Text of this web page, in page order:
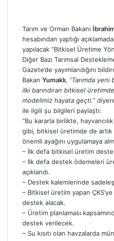
göndermek
Tarım ve Orman Bakanı
hesabından yaptığı
yapılacak “Bitkisel Üretime
Diğer Bazı Tarımsal
Gazete’de yayımlandığını
Bakan Yumaklı, “Tarımda
ilki barındıran bitkisel
modelimiz hayata geçti.”
ile ilgili şu bilgileri paylaştı:
“Bu kararla birlikte,
gibi, bitkisel üretimde de artık
önemli ayağını uygulamaya
– İlk defa bitkisel üretim
– İlk defa destek ödemeleri
açıklandı.
– Destek kalemlerinde
– Bitkisel üretim yapan
destek alacak.
– Üretim planlaması
destek verilecek.
– Su kısıtı olan havzalarda